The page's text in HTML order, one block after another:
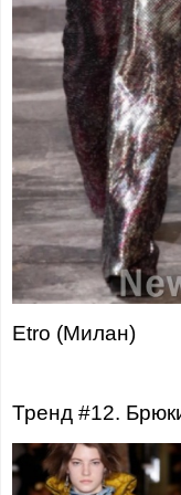
Etro (Милан)
Тренд #12.